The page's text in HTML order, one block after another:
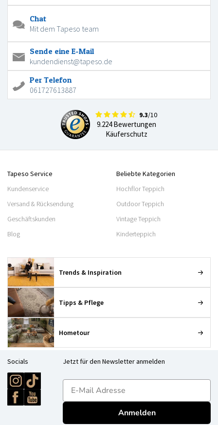
Chat
Mit dem Tapeso team
Sende eine E-Mail
kundendienst@tapeso.de
Per Telefon
061727613887
9.3/10
9.224 Bewertungen
Käuferschutz
Tapeso Service
Kundenservice
Versand & Rücksendung
Geschäftskunden
Blog
Beliebte Kategorien
Hochflor Teppich
Outdoor Teppich
Vintage Teppich
Kinderteppich
Trends & Inspiration
Tipps & Pflege
Hometour
Socials Jetzt für den Newsletter anmelden
E-mailadres
Anmelden